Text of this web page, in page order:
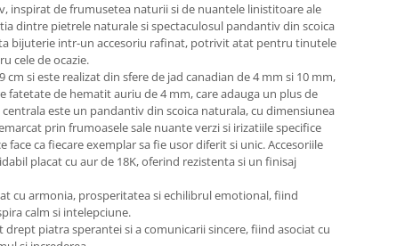
inspirat de frumusetea naturii si de nuantele linistitoare ale
dintre pietrele naturale si spectaculosul pandantiv din scoica
bijuterie intr-un accesoriu rafinat, potrivit atat pentru tinutele
cele de ocazie.
cm si este realizat din sfere de jad canadian de 4 mm si 10 mm,
fatetate de hematit auriu de 4 mm, care adauga un plus de
centrala este un pandantiv din scoica naturala, cu dimensiunea
prin frumoasele sale nuante verzi si irizatiile specifice
face ca fiecare exemplar sa fie usor diferit si unic. Accesoriile
placat cu aur de 18K, oferind rezistenta si un finisaj
cu armonia, prosperitatea si echilibrul emotional, fiind
calm si intelepciune.
drept piatra sperantei si a comunicarii sincere, fiind asociat cu